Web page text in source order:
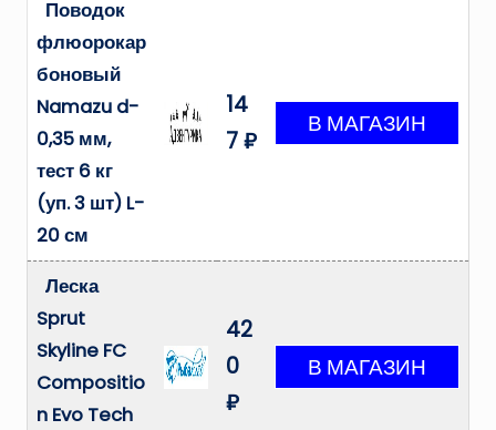
Поводок
флюорокар
боновый
Namazu d-
0,35 мм,
тест 6 кг
(уп. 3 шт) L-
20 см
14
7 ₽
Леска
Sprut
Skyline FC
Compositio
n Evo Tech
42
0
₽